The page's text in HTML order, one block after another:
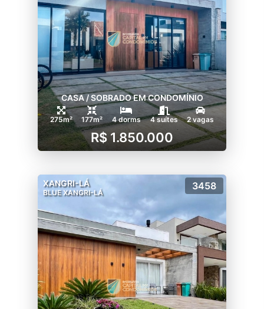
CASA / SOBRADO EM CONDOMÍNIO
275m² 177m² 4 dorms 4 suítes 2 vagas
R$ 1.850.000
XANGRI-LÁ
BLUE XANGRI-LÁ
3458